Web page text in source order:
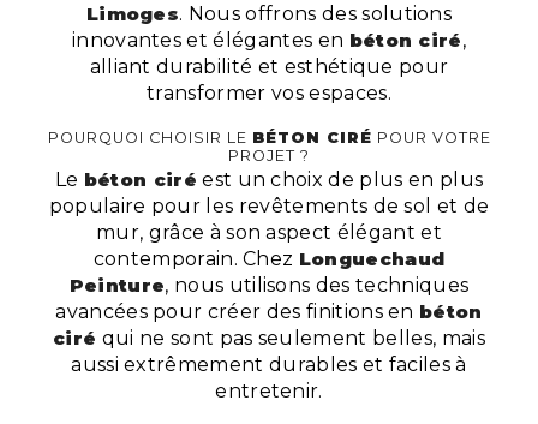
Limoges. Nous offrons des solutions
innovantes et élégantes en béton ciré,
alliant durabilité et esthétique pour
transformer vos espaces.
POURQUOI CHOISIR LE BÉTON CIRÉ POUR VOTRE
PROJET ?
Le béton ciré est un choix de plus en plus
populaire pour les revêtements de sol et de
mur, grâce à son aspect élégant et
contemporain. Chez Longuechaud
Peinture, nous utilisons des techniques
avancées pour créer des finitions en béton
ciré qui ne sont pas seulement belles, mais
aussi extrêmement durables et faciles à
entretenir.